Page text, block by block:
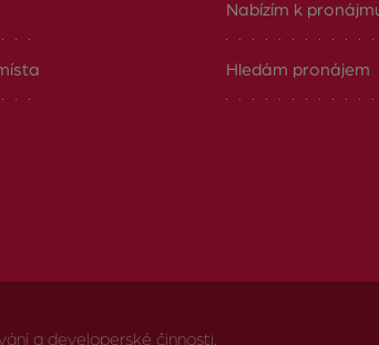
Nabízím k
Hledám pronájem
a developerské činnosti.